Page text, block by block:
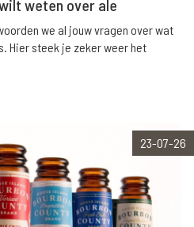
weten over ale
we al jouw vragen over wat
Hier steek je zeker weer het
23-07-26